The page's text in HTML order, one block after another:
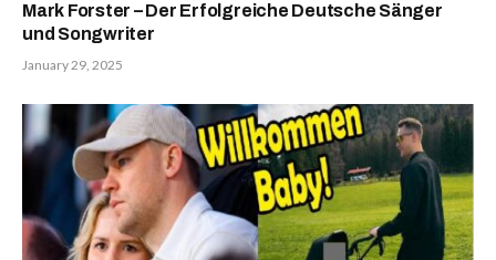
Mark Forster – Der Erfolgreiche Deutsche Sänger
und Songwriter
January 29, 2025